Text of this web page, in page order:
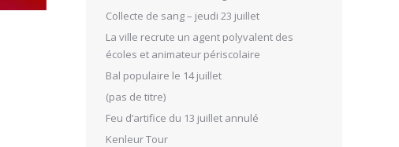
Collecte de sang – jeudi 23 juillet
La ville recrute un agent polyvalent des
écoles et animateur périscolaire
Bal populaire le 14 juillet
(pas de titre)
Feu d’artifice du 13 juillet annulé
Kenleur Tour